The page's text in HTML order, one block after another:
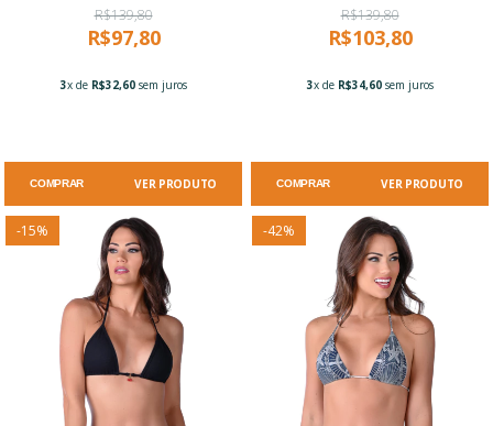
R$139,80
R$97,80
3x de R$32,60sem juros
COMPRAR VER PRODUTO
R$139,80
R$103,80
3x de R$34,60sem juros
COMPRAR VER PRODUTO
-15% -42%